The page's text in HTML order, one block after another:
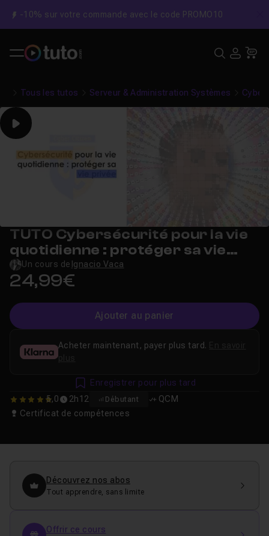
-10% sur votre commande avec le code PROMO10
Tous les tutos Serveur & Administration Systèmes
Play
TUTO Cybersécurité pour la vie
quotidienne : protéger sa vie
privée sur Internet
Un cours de Ignacio Vaca
24,99€
Ajouter au panier
5 5,0 2h12 Débutant
QCM
Certificat de compétences
Acheter maintenant, payer plus tard.
plus
Enregistrer pour plus tard
Découvrez nos abos
Tout apprendre, sans limite
Offrir ce cours